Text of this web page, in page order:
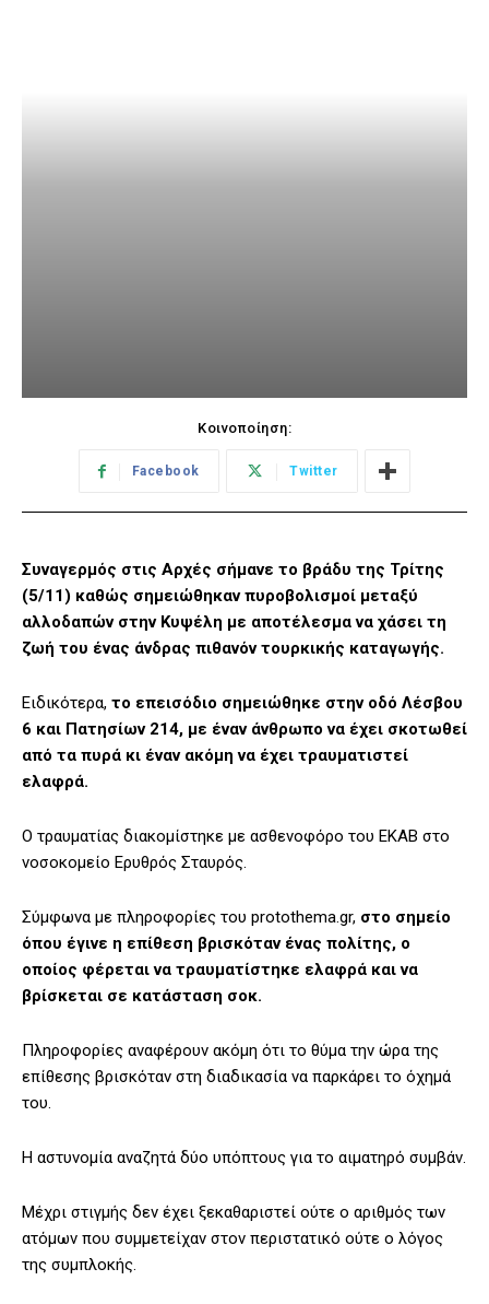
Κοινοποίηση:
Facebook Twitter
Συναγερμός στις Αρχές σήμανε το βράδυ της Τρίτης
(5/11) καθώς σημειώθηκαν πυροβολισμοί μεταξύ
αλλοδαπών στην Κυψέλη με αποτέλεσμα να χάσει τη
ζωή του ένας άνδρας πιθανόν τουρκικής καταγωγής.
Ειδικότερα, το επεισόδιο σημειώθηκε στην οδό Λέσβου
6 και Πατησίων 214, με έναν άνθρωπο να έχει σκοτωθεί
από τα πυρά κι έναν ακόμη να έχει τραυματιστεί
ελαφρά.
Ο τραυματίας διακομίστηκε με ασθενοφόρο του ΕΚΑΒ στο
νοσοκομείο Ερυθρός Σταυρός.
Σύμφωνα με πληροφορίες του protothema.gr, στο σημείο
όπου έγινε η επίθεση βρισκόταν ένας πολίτης, ο
οποίος φέρεται να τραυματίστηκε ελαφρά και να
βρίσκεται σε κατάσταση σοκ.
Πληροφορίες αναφέρουν ακόμη ότι το θύμα την ώρα της
επίθεσης βρισκόταν στη διαδικασία να παρκάρει το όχημά
του.
Η αστυνομία αναζητά δύο υπόπτους για το αιματηρό συμβάν.
Μέχρι στιγμής δεν έχει ξεκαθαριστεί ούτε ο αριθμός των
ατόμων που συμμετείχαν στον περιστατικό ούτε ο λόγος
της συμπλοκής.